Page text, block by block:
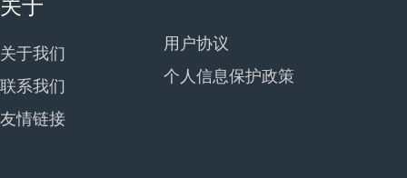
关于
关于我们
联系我们
友情链接
用户协议
个人信息保护政策